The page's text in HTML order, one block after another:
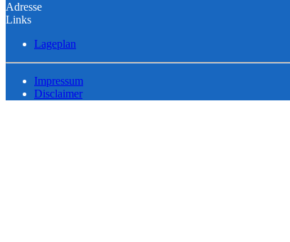
Adresse
Links
Lageplan
Impressum
Disclaimer